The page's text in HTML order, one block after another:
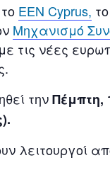
ΕΕΝ Cyprus,
Μηχανισμό
τις νέες
τηνΠέμπτη,
λειτουργοί